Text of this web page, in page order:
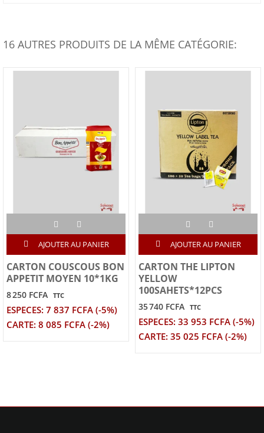
16 AUTRES PRODUITS DE LA MÊME CATÉGORIE:
AJOUTER AU PANIER
CARTON COUSCOUS BON
APPETIT MOYEN 10*1KG
8 250 FCFA TTC
ESPECES: 7 837 FCFA (-5%)
CARTE: 8 085 FCFA (-2%)
AJOUTER AU PANIER
CARTON THE LIPTON
YELLOW
100SAHETS*12PCS
35 740 FCFA TTC
ESPECES: 33 953 FCFA (-5%)
CARTE: 35 025 FCFA (-2%)